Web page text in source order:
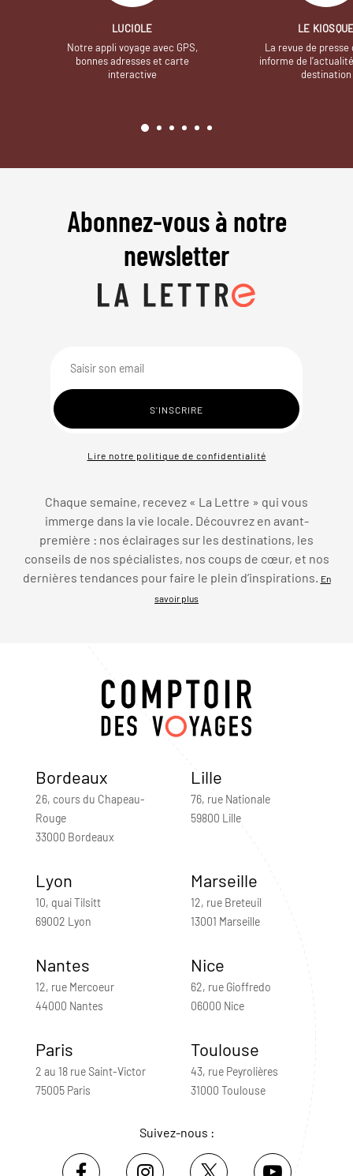
LUCIOLE
Notre appli voyage avec GPS,
bonnes adresses et carte
interactive
LE
La revue de presse
informe de
destination
Abonnez-vous à notre
newsletter
Lire notre politique de confidentialité
Chaque semaine, recevez « La Lettre » qui vous
immerge dans la vie locale. Découvrez en avant-
première : nos éclairages sur les destinations, les
conseils de nos spécialistes, nos coups de cœur, et nos
dernières tendances pour faire le plein d’inspirations.
En
savoir plus
Bordeaux
26, cours du Chapeau-
Rouge
33000 Bordeaux
Lille
76, rue Nationale
59800 Lille
Lyon
10, quai Tilsitt
69002 Lyon
Marseille
12, rue Breteuil
13001 Marseille
Nantes
12, rue Mercoeur
44000 Nantes
Nice
62, rue Gioffredo
06000 Nice
Paris
2 au 18 rue Saint-Victor
75005 Paris
Toulouse
43, rue Peyrolières
31000 Toulouse
Suivez-nous :